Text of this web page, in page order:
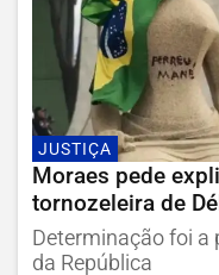
JUSTIÇA
Moraes pede
tornozeleira de
Determinação foi a
da República